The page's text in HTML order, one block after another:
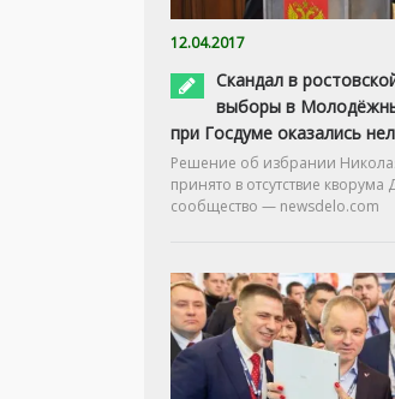
12.04.2017
Скандал в
выборы в
при Госдуме оказались
Решение об избрании
принято в отсутствие кворума
сообщество — newsdelo.com